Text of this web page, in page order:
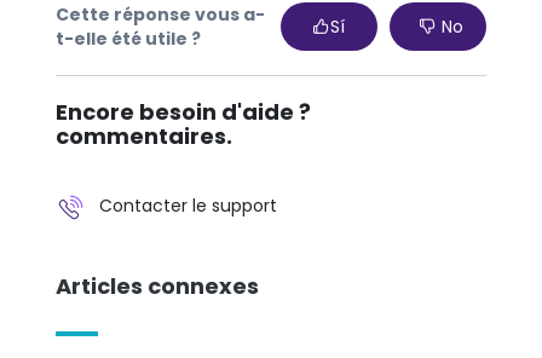
Cette réponse vous a-
t-elle été utile ?
Sí No
Encore besoin d'aide ?
commentaires.
Contacter le support
Articles connexes